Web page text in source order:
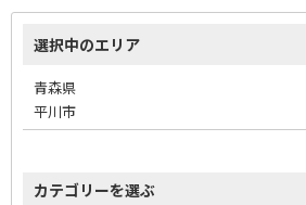
選択中のエリア
青森県
平川市
カテゴリーを選ぶ